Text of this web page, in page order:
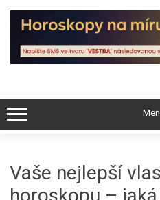
Skip
content
Vaše nejlepší
horoskopu –